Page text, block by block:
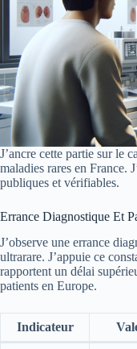
J’ancre cette partie sur le
maladies rares en France.
publiques et vérifiables.
Errance Diagnostique Et
J’observe une errance
ultrarare. J’appuie ce
rapportent un délai
patients en Europe.
Indicateur